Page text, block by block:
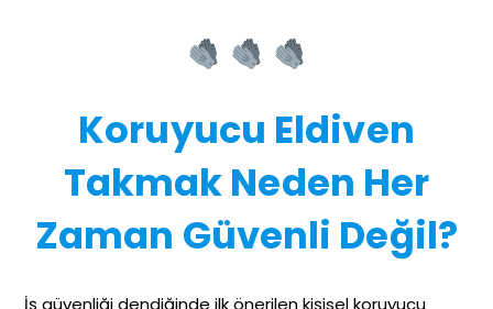
Koruyucu Eldiven
Takmak Neden Her
Zaman Güvenli Değil?
İş güvenliği dendiğinde ilk önerilen kişisel koruyucu